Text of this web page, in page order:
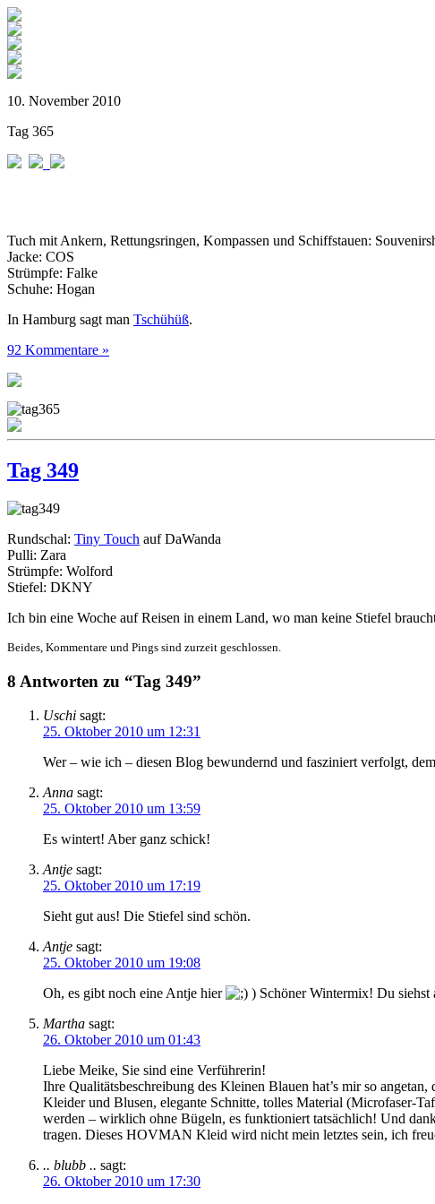
10. November 2010
Tag 365
Tuch mit Ankern, Rettungsringen, Kompassen und Schiffstauen:
Jacke: COS
Strümpfe: Falke
Schuhe: Hogan
In Hamburg sagt man Tschühüß.
92 Kommentare »
Tag 349
Rundschal: Tiny Touch auf DaWanda
Pulli: Zara
Strümpfe: Wolford
Stiefel: DKNY
Ich bin eine Woche auf Reisen in einem Land, wo man keine Stiefel
Beides, Kommentare und Pings sind zurzeit geschlossen.
8 Antworten zu “Tag 349”
Uschi sagt:
25. Oktober 2010 um 12:31
Wer – wie ich – diesen Blog bewundernd und fasziniert verfolgt,
Anna sagt:
25. Oktober 2010 um 13:59
Es wintert! Aber ganz schick!
Antje sagt:
25. Oktober 2010 um 17:19
Sieht gut aus! Die Stiefel sind schön.
Antje sagt:
25. Oktober 2010 um 19:08
Oh, es gibt noch eine Antje hier
) Schöner Wintermix! Du siehst
Martha sagt:
26. Oktober 2010 um 01:43
Liebe Meike, Sie sind eine Verführerin!
Ihre Qualitätsbeschreibung des Kleinen Blauen hat’s mir so
Kleider und Blusen, elegante Schnitte, tolles Material (Microfaser-
werden – wirklich ohne Bügeln, es funktioniert tatsächlich! Und
tragen. Dieses HOVMAN Kleid wird nicht mein letztes sein, ich
.. blubb .. sagt:
26. Oktober 2010 um 17:30